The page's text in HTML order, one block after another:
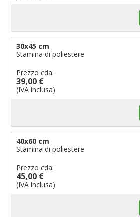
30x45 cm
Stamina di poliestere
Prezzo cda:
39,00 €
(IVA inclusa)
40x60 cm
Stamina di poliestere
Prezzo cda:
45,00 €
(IVA inclusa)